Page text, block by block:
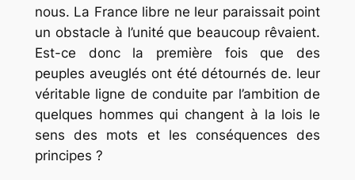
nous. La France libre ne leur paraissait point
un obstacle à l’unité que beaucoup rêvaient.
Est-ce donc la première fois que des
peuples aveuglés ont été détournés de. leur
véritable ligne de conduite par l’ambition de
quelques hommes qui changent à la lois le
sens des mots et les conséquences des
principes ?